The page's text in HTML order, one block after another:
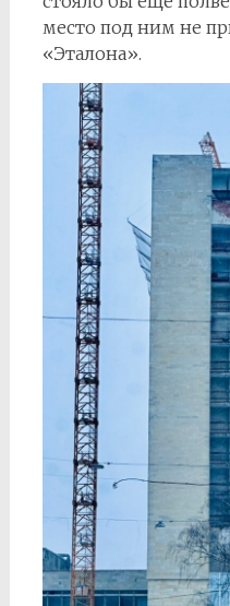
место под ним не
«Эталона».